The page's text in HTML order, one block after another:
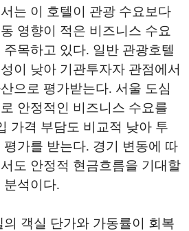
는 이 호텔이 관광 수요보다
영향이 적은 비즈니스 수요
목하고 있다. 일반 관광호텔
이 낮아 기관투자자 관점에서
으로 평가받는다. 서울 도심
안정적인 비즈니스 수요를
가격 부담도 비교적 낮아 투
가를 받는다. 경기 변동에 따
도 안정적 현금흐름을 기대할
분석이다.
객실 단가와 가동률이 회복